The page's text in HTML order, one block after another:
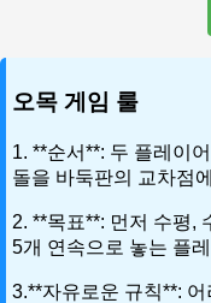
오목 게임 룰
1. **순서**: 두 플레이
돌을 바둑판의 교차점
2. **목표**: 먼저 수평,
5개 연속으로 놓는 플
3.**자유로운 규칙**: